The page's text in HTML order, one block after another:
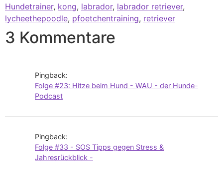
Hundetrainer, kong, labrador, labrador retriever,
lycheethepoodle, pfoetchentraining, retriever
3 Kommentare
Pingback:
Folge #23: Hitze beim Hund - WAU - der Hunde-
Podcast
Pingback:
Folge #33 - SOS Tipps gegen Stress &
Jahresrückblick -